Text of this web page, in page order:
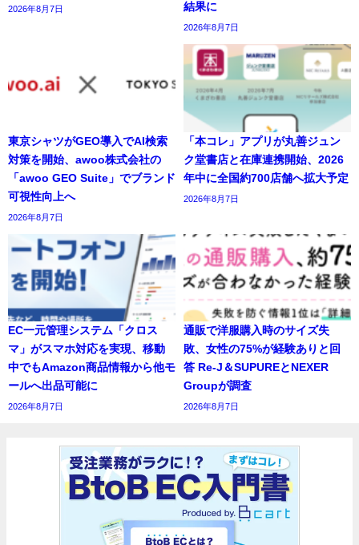
2026年8月7日
結果に
2026年8月7日
東京シャツがGEO導入でAI検索
対策を開始、awoo株式会社の
「awoo GEO Suite」でブランド
可視性向上へ
2026年8月7日
「本コレ」アプリが丸善ジュン
ク堂書店と在庫連携開始、2026
年中に全国約700店舗へ拡大予定
2026年8月7日
EC一元管理システム「クロス
マ」がスマホ対応を実現、移動
中でもAmazon商品情報から他モ
ールへ出品可能に
2026年8月7日
通販で洋服購入時のサイズ失
敗、女性の75%が経験ありと回
答 Re-J＆SUPUREとNEXER
Groupが調査
2026年8月7日